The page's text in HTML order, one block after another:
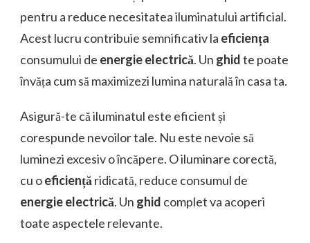
pentru a reduce necesitatea iluminatului artificial.
Acest lucru contribuie semnificativ la eficiența
consumului de energie electrică. Un ghidte poate
învăța cum să maximizezi lumina naturală în casa ta.
Asigură-te că iluminatul este eficient și
corespunde nevoilor tale. Nu este nevoie să
luminezi excesiv o încăpere. O iluminare corectă,
cu oeficiență ridicată, reduce consumul de
energie electrică. Un ghid complet va acoperi
toate aspectele relevante.